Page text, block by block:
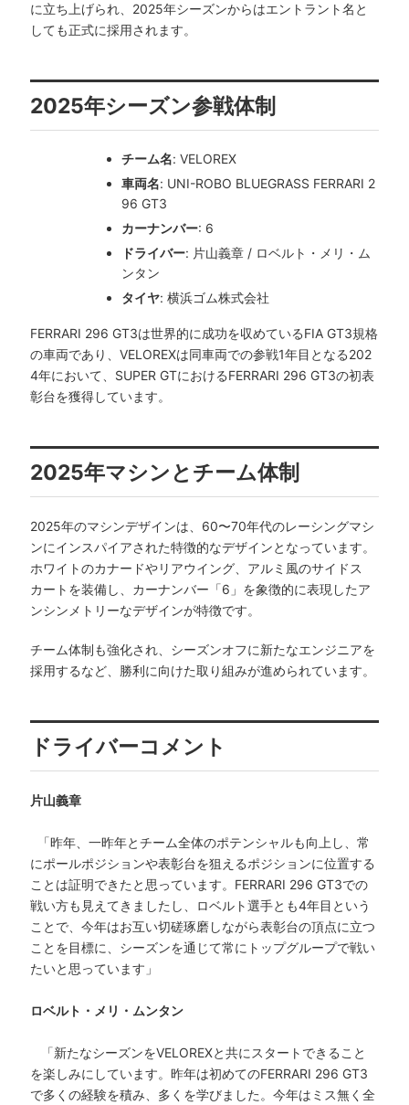
に立ち上げられ、2025年シーズンからはエントラント名と
しても正式に採用されます。
2025年シーズン参戦体制
チーム名: VELOREX
車両名: UNI-ROBO BLUEGRASS FERRARI 2
96 GT3
カーナンバー: 6
ドライバー: 片山義章 / ロベルト・メリ・ム
ンタン
タイヤ: 横浜ゴム株式会社
FERRARI 296 GT3は世界的に成功を収めているFIA GT3規格
の車両であり、VELOREXは同車両での参戦1年目となる202
4年において、SUPER GTにおけるFERRARI 296 GT3の初表
彰台を獲得しています。
2025年マシンとチーム体制
2025年のマシンデザインは、60〜70年代のレーシングマシ
ンにインスパイアされた特徴的なデザインとなっています。
ホワイトのカナードやリアウイング、アルミ風のサイドス
カートを装備し、カーナンバー「6」を象徴的に表現したア
ンシンメトリーなデザインが特徴です。
チーム体制も強化され、シーズンオフに新たなエンジニアを
採用するなど、勝利に向けた取り組みが進められています。
ドライバーコメント
片山義章
「昨年、一昨年とチーム全体のポテンシャルも向上し、常
にポールポジションや表彰台を狙えるポジションに位置する
ことは証明できたと思っています。FERRARI 296 GT3での
戦い方も見えてきましたし、ロベルト選手とも4年目という
ことで、今年はお互い切磋琢磨しながら表彰台の頂点に立つ
ことを目標に、シーズンを通じて常にトップグループで戦い
たいと思っています」
ロベルト・メリ・ムンタン
「新たなシーズンをVELOREXと共にスタートできること
を楽しみにしています。昨年は初めてのFERRARI 296 GT3
で多くの経験を積み、多くを学びました。今年はミス無く全